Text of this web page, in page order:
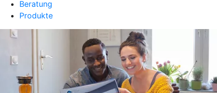
Beratung
Produkte